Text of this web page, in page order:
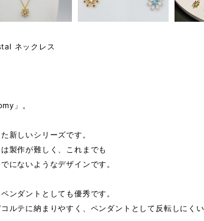
ネックレス
」。
新しいシリーズです。
製作が難しく、これまでも
にないようなデザインです。
ンダントとしても優秀です。
ルテに納まりやすく、ペンダントとして反転しにくい